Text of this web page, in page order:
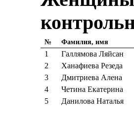
№ Фамилия, имя
1 Галлямова Ляйсан
2
Ханафиева Резеда
3
Дмитриева Алена
4
Четина Екатерина
5
Данилова Наталья